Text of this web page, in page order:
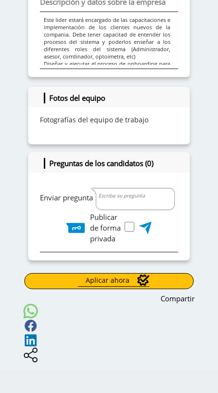
Habilidades e intereses
Habilidades
Aprendizaje Continuo
Comprender
Escuchar
Comprensión Del Propio Aprendizaje
Intereses
Sistemas
Software
Descripción y datos sobre la empresa
Este lider estará encargado de las capacitaciones e
implementación de los clientes nuevos de la
compania. Debe tener capacitad de entender los
procesos del sistema y poderlos enseñar a los
diferentes roles del sistema (Administrador,
asesor, corrdinador, optoimetra, etc)
Diseñar y ejecutar el proceso de onboarding para
nuevos clientes de Softop.
Crear materiales de capacitación (videos, guías,
Acompañar a los clientes en su curva de adopción
del software.
Colaborar con los equipos de producto, soporte y
Fotos del equipo
Fotografías del equipo de trabajo
Preguntas de los candidatos (0)
Enviar pregunta
Publicar
de forma
privada
Aplicar ahora
Compartir